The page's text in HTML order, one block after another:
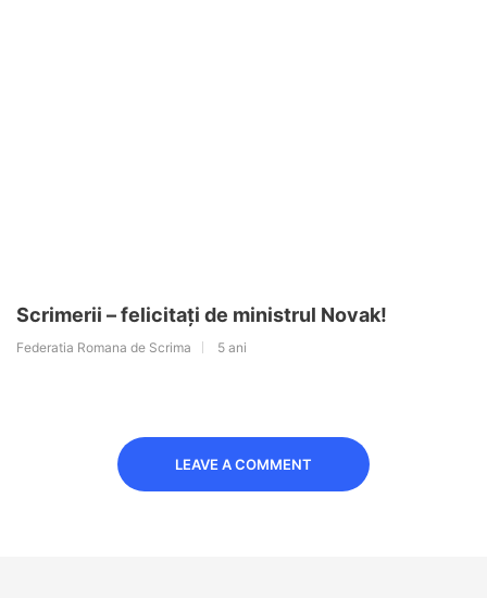
Scrimerii – felicitați de ministrul Novak!
Federatia Romana de Scrima 5 ani
LEAVE A COMMENT